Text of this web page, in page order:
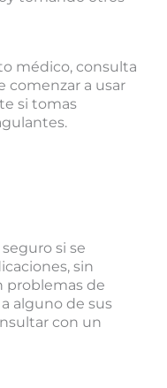
médico, consulta
comenzar a usar
si tomas
si se
sin
problemas de
alguno de sus
con un